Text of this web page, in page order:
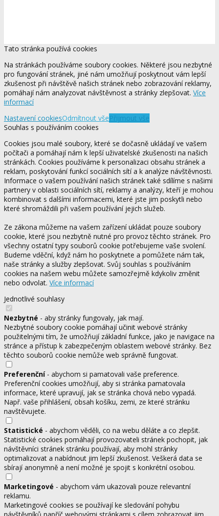
Tato stránka používá cookies
Na stránkách používáme soubory cookies. Některé jsou nezbytné
pro fungování stránek, jiné nám umožňují poskytnout vám lepší
zkušenost při návštěvě našich stránek nebo zobrazování reklamy,
pomáhají nám analyzovat návštěvnost a stránky zlepšovat. Více
informací
Nastavení cookiesOdmítnout všePřijmout vše
Souhlas s používáním cookies
Cookies jsou malé soubory, které se dočasně ukládají ve vašem
počítači a pomáhají nám k lepší uživatelské zkušenosti na našich
stránkách. Cookies používáme k personalizaci obsahu stránek a
reklam, poskytování funkcí sociálních sítí a k analýze návštěvnosti.
Informace o vašem používání našich stránek také sdílíme s našimi
partnery v oblasti sociálních sítí, reklamy a analýzy, kteří je mohou
kombinovat s dalšími informacemi, které jste jim poskytli nebo
které shromáždili při vašem používání jejich služeb.
Ze zákona můžeme na vašem zařízení ukládat pouze soubory
cookie, které jsou nezbytně nutné pro provoz těchto stránek. Pro
všechny ostatní typy souborů cookie potřebujeme vaše svolení.
Budeme vděční, když nám ho poskytnete a pomůžete nám tak,
naše stránky a služby zlepšovat. Svůj souhlas s používáním
cookies na našem webu můžete samozřejmě kdykoliv změnit
nebo odvolat. Více informací
Jednotlivé souhlasy
Nezbytné - aby stránky fungovaly, jak mají.
Nezbytné soubory cookie pomáhají učinit webové stránky
použitelnými tím, že umožňují základní funkce, jako je navigace na
stránce a přístup k zabezpečeným oblastem webové stránky. Bez
těchto souborů cookie nemůže web správně fungovat.
Preferenční- abychom si pamatovali vaše preference.
Preferenční cookies umožňují, aby si stránka pamatovala
informace, které upravují, jak se stránka chová nebo vypadá.
Např. vaše přihlášení, obsah košíku, zemi, ze které stránku
navštěvujete.
Statistické - abychom věděli, co na webu děláte a co zlepšit.
Statistické cookies pomáhají provozovateli stránek pochopit, jak
návštěvníci stránek stránku používají, aby mohl stránky
optimalizovat a nabídnout jim lepší zkušenost. Veškerá data se
sbírají anonymně a není možné je spojit s konkrétní osobou.
Marketingové - abychom vám ukazovali pouze relevantní
reklamu.
Marketingové cookies se používají ke sledování pohybu